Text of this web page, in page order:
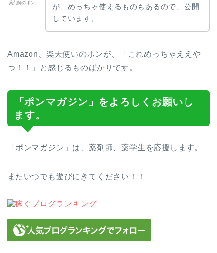
薬剤師のポン
が、めっちゃ使えるものもあるので、公開
しています。
Amazon、楽天使いのポンが、「これめっちゃええや
つ！！」と感じるものばかりです。
「ポンマガジン」をよろしくお願いし
ます。
「ポンマガジン」は、薬剤師、薬学生を応援します。
またいつでも遊びにきてください！！